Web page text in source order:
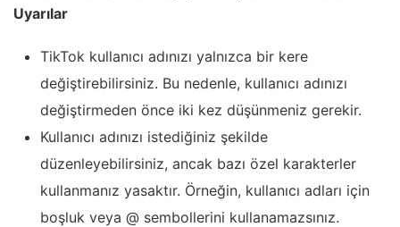
Uyarılar
TikTok kullanıcı adınızı yalnızca bir kere
değiştirebilirsiniz. Bu nedenle, kullanıcı adınızı
değiştirmeden önce iki kez düşünmeniz gerekir.
Kullanıcı adınızı istediğiniz şekilde
düzenleyebilirsiniz, ancak bazı özel karakterler
kullanmanız yasaktır. Örneğin, kullanıcı adları için
boşluk veya @ sembollerini kullanamazsınız.